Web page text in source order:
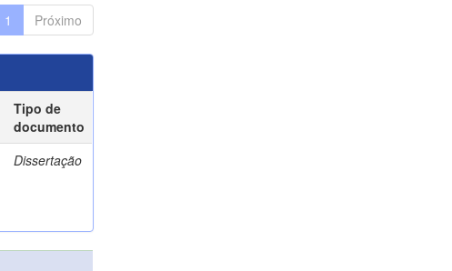
1 Próximo
Tipo de
documento
Dissertação